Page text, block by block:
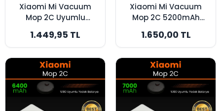
Xiaomi Mi Vacuum
Mop 2C Uyumlu
Süpürge Bataryası -
Maksimum Kapasite
1.449,95 TL
Xiaomi Mi Vacuum
Mop 2C 5200mAh
Bataryası - Gerçek
Kapasite, Maksimum
Güvenlik
1.650,00 TL